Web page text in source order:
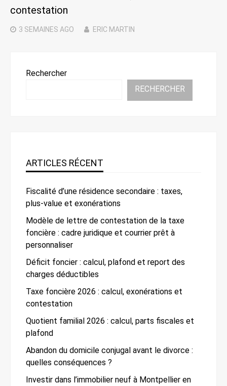
contestation
3 SEMAINES AGO ERIC MARTIN
Rechercher
RECHERCHER
ARTICLES RÉCENT
Fiscalité d’une résidence secondaire : taxes,
plus-value et exonérations
Modèle de lettre de contestation de la taxe
foncière : cadre juridique et courrier prêt à
personnaliser
Déficit foncier : calcul, plafond et report des
charges déductibles
Taxe foncière 2026 : calcul, exonérations et
contestation
Quotient familial 2026 : calcul, parts fiscales et
plafond
Abandon du domicile conjugal avant le divorce :
quelles conséquences ?
Investir dans l’immobilier neuf à Montpellier en